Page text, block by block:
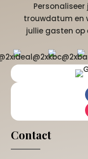
trouwdatum en
jullie gasten op
Contact